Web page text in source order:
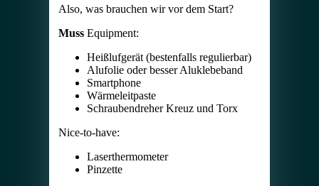
Also, was brauchen wir vor dem Start?
MussEquipment:
Heißlufgerät (bestenfalls regulierbar)
Alufolie oder besser Aluklebeband
Smartphone
Wärmeleitpaste
Schraubendreher Kreuz und Torx
Nice-to-have:
Laserthermometer
Pinzette